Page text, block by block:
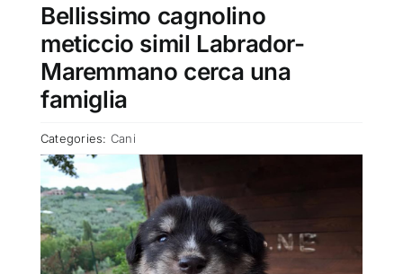
SMARRITI O DA ADOTTARE
ATTUALITÀ
VIDEO
Bellissimo cagnolino
meticcio simil Labrador-
Maremmano cerca una
famiglia
Categories: Cani